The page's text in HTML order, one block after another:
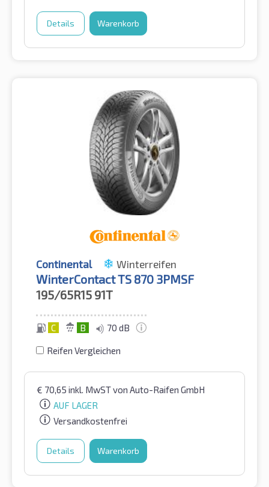
Details Warenkorb
Continental Winterreifen
WinterContact TS 870 3PMSF
195/65R15 91T
C B 70 dB
Reifen Vergleichen
€ 70,65 inkl. MwSTvon Auto-Raifen GmbH
AUF LAGER
Versandkostenfrei
Details Warenkorb